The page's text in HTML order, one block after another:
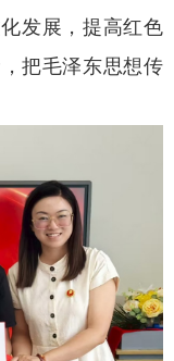
发展，提高红色
把毛泽东思想传